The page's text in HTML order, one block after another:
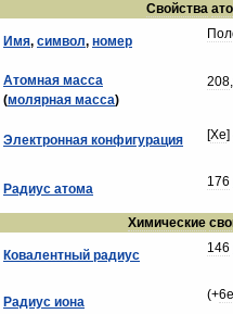
Свойства
Имя, символ, номер
Атомная масса
(молярная масса)
208,
Электронная конфигурация [Xe]
Радиус атома 176
Химические
Ковалентный радиус 146
Радиус иона (+6e